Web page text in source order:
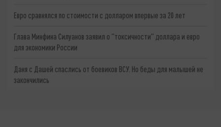
Евро сравнялся по стоимости с долларом впервые за 20 лет
Глава Минфина Силуанов заявил о "токсичности" доллара и евро
для экономики России
Даня с Дашей спаслись от боевиков ВСУ. Но беды для малышей не
закончились